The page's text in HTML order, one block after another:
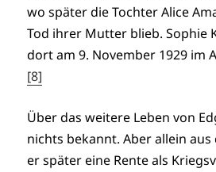
wo später die Tochter Alice
Tod ihrer Mutter blieb. Sophie
dort am 9. November 1929 im
[8]
Über das weitere Leben von
nichts bekannt. Aber allein aus
er später eine Rente als